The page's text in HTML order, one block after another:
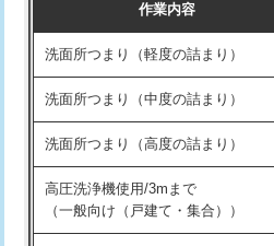
モルタル補修（厚さ10㎝まで）
モルタル補修（厚さ10㎝超え）
洗面台設置
バスタブ設置
追加人工
持込商品取付（単水栓）
持込商品取付（混合水栓）
持込商品取付（浄水器・分岐水栓）
給水管工事※（ホール加工)
給水管工事※（バンド止め)
作業内容
洗面所つまり（軽度の詰まり）
洗面所つまり（中度の詰まり）
洗面所つまり（高度の詰まり）
高圧洗浄機使用/3mまで
（一般向け（戸建て・集合））